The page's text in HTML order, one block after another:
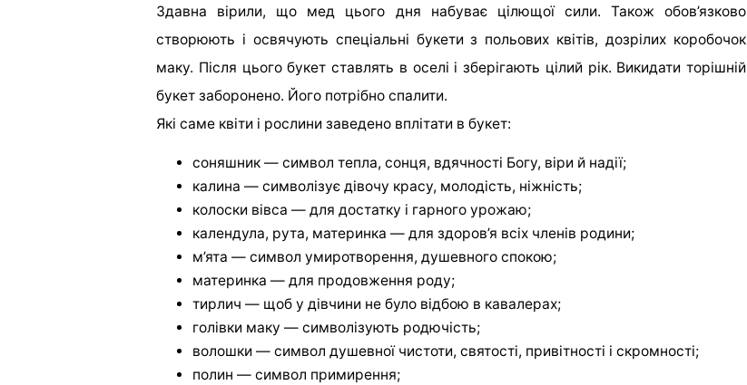
Здавна вірили, що мед цього дня набуває цілющої сили. Також обов’язково
створюють і освячують спеціальні букети з польових квітів, дозрілих коробочок
маку. Після цього букет ставлять в оселі і зберігають цілий рік. Викидати торішній
букет заборонено. Його потрібно спалити.
Які саме квіти і рослини заведено вплітати в букет:
соняшник — символ тепла, сонця, вдячності Богу, віри й надії;
калина — символізує дівочу красу, молодість, ніжність;
колоски вівса — для достатку і гарного урожаю;
календула, рута, материнка — для здоров’я всіх членів родини;
м’ята — символ умиротворення, душевного спокою;
материнка — для продовження роду;
тирлич — щоб у дівчини не було відбою в кавалерах;
голівки маку — символізують родючість;
волошки — символ душевної чистоти, святості, привітності і скромності;
полин — символ примирення;